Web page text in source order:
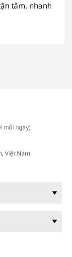
tâm, nhanh
mỗi ngày)
Việt Nam